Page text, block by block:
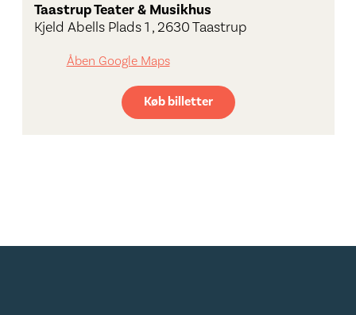
Taastrup Teater & Musikhus
Kjeld Abells Plads 1 , 2630 Taastrup
Åben Google Maps
Køb billetter